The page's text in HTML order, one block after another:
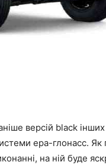
версій black
ера-глонасс. Як
на ній буде